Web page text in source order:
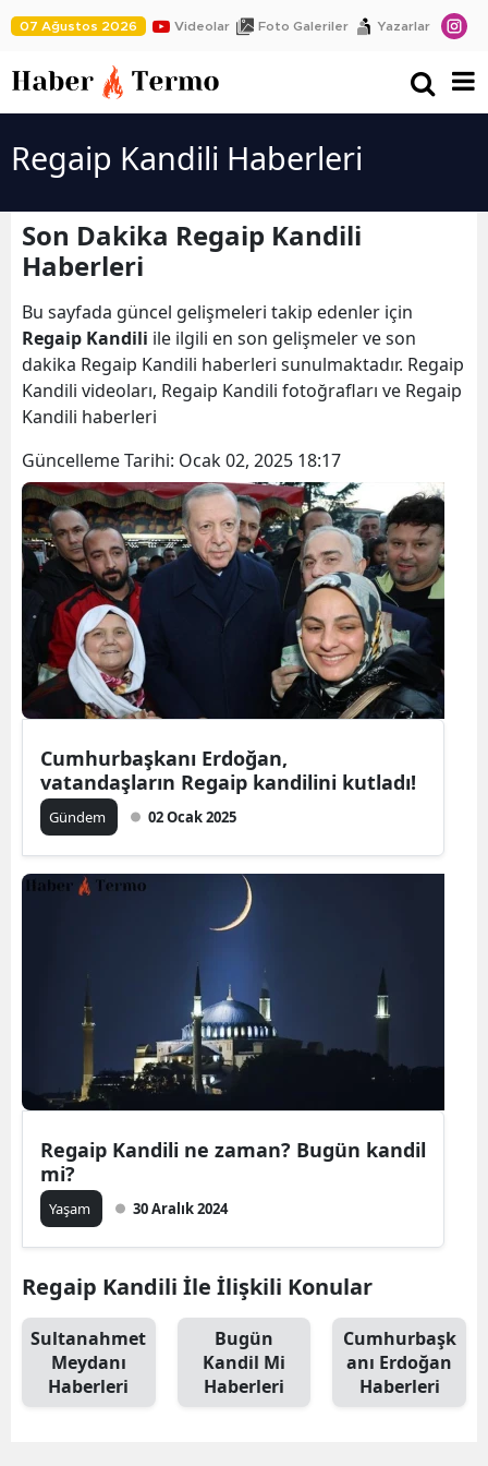
07 Ağustos 2026 Videolar Foto Galeriler Yazarlar
Regaip Kandili Haberleri
Son Dakika Regaip Kandili
Haberleri
Bu sayfada güncel gelişmeleri takip edenler için
Regaip Kandili ile ilgili en son gelişmeler ve son
dakika Regaip Kandili haberleri sunulmaktadır. Regaip
Kandili videoları, Regaip Kandili fotoğrafları ve Regaip
Kandili haberleri
Güncelleme Tarihi: Ocak 02, 2025 18:17
Cumhurbaşkanı Erdoğan,
vatandaşların Regaip kandilini kutladı!
Gündem 02 Ocak 2025
Regaip Kandili ne zaman? Bugün kandil
mi?
Yaşam 30 Aralık 2024
Regaip Kandili İle İlişkili Konular
Sultanahmet
Meydanı
Haberleri
Bugün
Kandil Mi
Haberleri
Cumhurbaşk
anı Erdoğan
Haberleri